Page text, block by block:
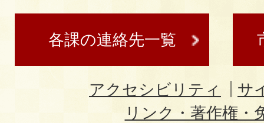
各課の連絡先一覧
アクセシビリティ
サ
リンク・著作権・